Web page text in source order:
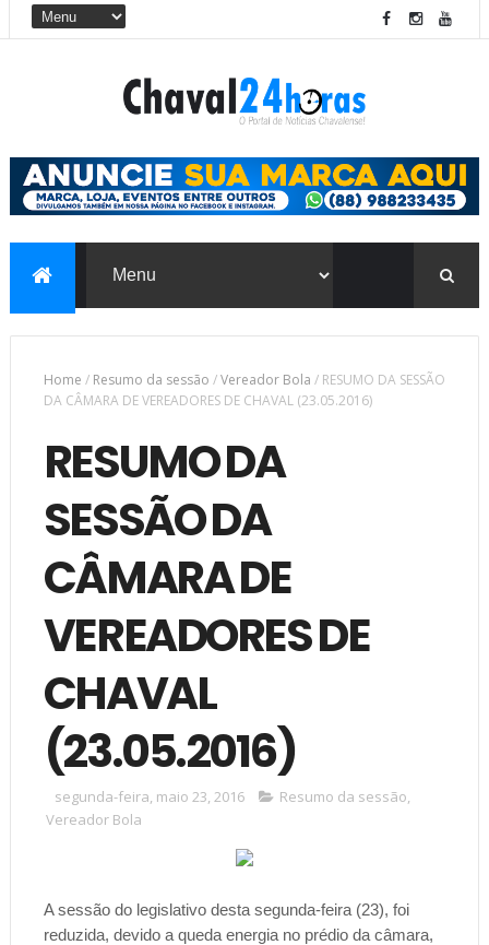
Home / Resumo da sessão /Vereador Bola / RESUMO DA SESSÃO
DA CÂMARA DE VEREADORES DE CHAVAL (23.05.2016)
RESUMO DA
SESSÃO DA
CÂMARA DE
VEREADORES DE
CHAVAL
(23.05.2016)
segunda-feira, maio 23, 2016 Resumo da sessão,
Vereador Bola
A sessão do legislativo desta segunda-feira (23), foi
reduzida, devido a queda energia no prédio da câmara,